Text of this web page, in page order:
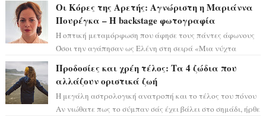
Οι Κόρες της Αρετής: Αγνώριστη η Μαριάννα
Πουρέγκα – H backstage φωτογραφία
Η οπτική μεταμόρφωση που άφησε τους πάντες άφωνους
Όσοι την αγάπησαν ως Ελένη στη σειρά «Μια νύχτα
Προδοσίες και χρέη τέλος: Τα 4 ζώδια που
αλλάζουν οριστικά ζωή
Η μεγάλη αστρολογική ανατροπή και το τέλος του πόνου
Αν νιώθατε πως το σύμπαν σάς έχει βάλει στο σημάδι, ήρθε